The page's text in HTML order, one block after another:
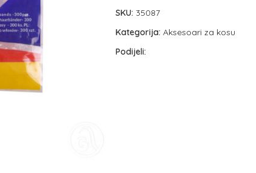
SKU: 35087
Kategorija: Aksesoari za kosu
Podijeli: